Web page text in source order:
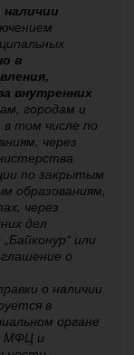
наличии
в
внутренних
городам и
том числе по
через
по закрытым
образованиям,
через
дел
или
о
о наличии
в
органе
МФЦ и